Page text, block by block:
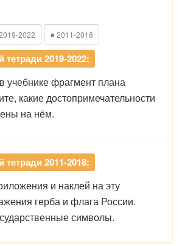
2022 ● 2011-2018
тетради 2019-2022:
учебнике фрагмент плана
какие достопримечательности
на нём.
тетради 2011-2018:
и наклей на эту
герба и флага России.
символы.